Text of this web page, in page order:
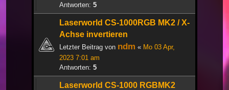
Antworten: 5
Laserworld CS-1000RGB MK2 / X-
Achse invertieren
Letzter Beitrag von ndm « Mo 03 Apr,
2023 7:01 am
Antworten: 5
Laserworld CS-1000 RGBMK2